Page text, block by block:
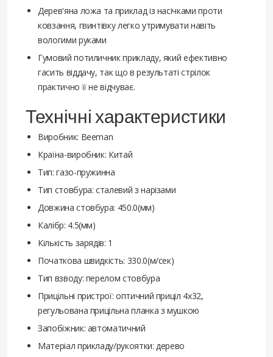
Дерев'яна ложа та приклад із насічками проти
ковзання, гвинтівку легко утримувати навіть
вологими руками
Гумовий потиличник прикладу, який ефективно
гасить віддачу, так що в результаті стрілок
практично її не відчуває.
Технічні характеристики
Виробник: Beeman
Країна-виробник: Китай
Тип: газо-пружинна
Тип стовбура: сталевий з нарізами
Довжина стовбура: 450.0(мм)
Калібр: 4.5(мм)
Кількість зарядів: 1
Початкова швидкість: 330.0(м/сек)
Тип взводу: перелом стовбура
Прицільні пристрої: оптичний приціл 4х32,
регульована прицільна планка з мушкою
Запобіжник: автоматичний
Матеріал прикладу/рукоятки: дерево